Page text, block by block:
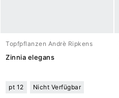
Topfpflanzen Andrè Ripkens
Zinnia elegans
pt 12 Nicht Verfügbar